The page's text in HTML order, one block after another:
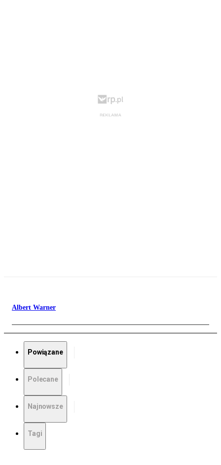
Albert Warner
Powiązane
Polecane
Najnowsze
Tagi